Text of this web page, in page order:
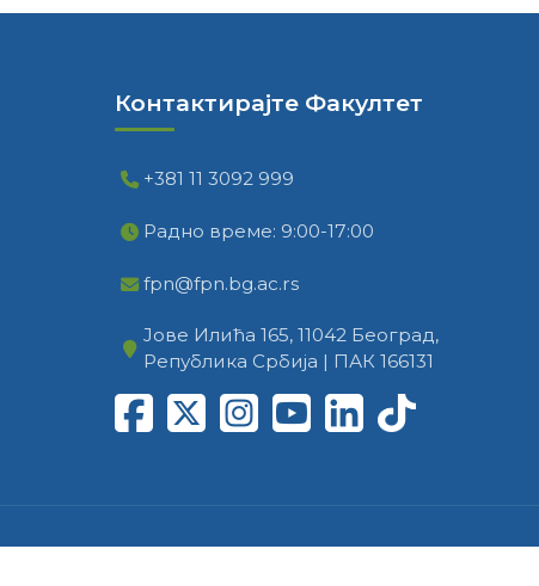
Контактирајте Факултет
+381 11 3092 999
Радно време: 9:00-17:00
fpn@fpn.bg.ac.rs
Јове Илића 165, 11042 Београд,
Република Србија | ПАК 166131